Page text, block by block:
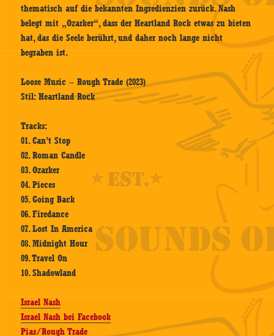
thematisch auf die bekannten Ingredienzien zurück. Nash
belegt mit „Ozarker“, dass der Heartland Rock etwas zu bieten
hat, das die Seele berührt, und daher noch lange nicht
begraben ist.
Loose Music – Rough Trade (2023)
Stil: Heartland Rock
Tracks:
01. Can’t Stop
02. Roman Candle
03. Ozarker
04. Pieces
05. Going Back
06. Firedance
07. Lost In America
08. Midnight Hour
09. Travel On
10. Shadowland
Israel Nash
Israel Nash bei Facebook
Pias/Rough Trade